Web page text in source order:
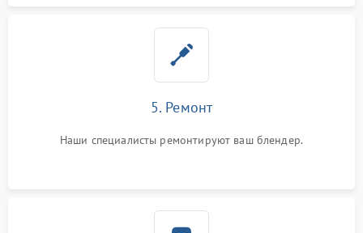
5. Ремонт
Наши специалисты ремонтируют ваш блендер.